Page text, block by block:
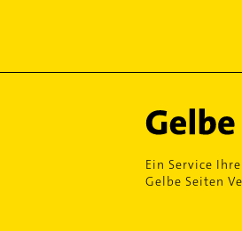
Ein Service
Gelbe Seiten